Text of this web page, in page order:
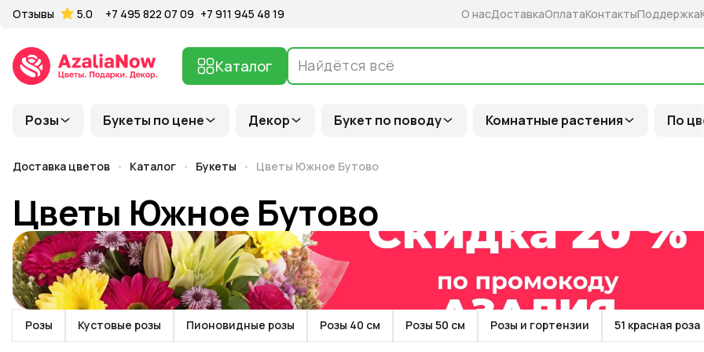
Розы Букеты по цене Декор Букет по поводу Комнатные растения По
Каталог
Отзывы 5.0 +7 495 822 07 09 +7 911 945 48 19 О насДоставкаОплатаКонтактыПоддержка
Доставка цветов Каталог Букеты Цветы Южное Бутово
Цветы Южное Бутово
Розы Кустовые розы Пионовидные розы Розы 40 см Розы 50 см Розы и гортензии 51 красная роза